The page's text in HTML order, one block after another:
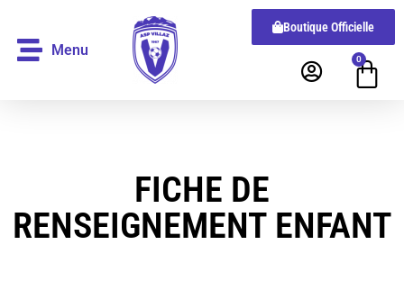
Menu
Boutique Officielle
0
FICHE DE
RENSEIGNEMENT ENFANT